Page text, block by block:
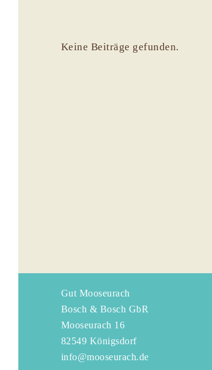
Keine Beiträge gefunden.
Gut Mooseurach
Bosch & Bosch GbR
Mooseurach 16
82549 Königsdorf
info@mooseurach.de